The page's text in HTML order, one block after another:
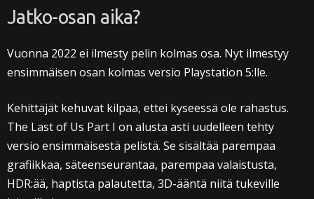
Jatko-osan aika?
Vuonna 2022 ei ilmesty pelin kolmas osa. Nyt ilmestyy
ensimmäisen osan kolmas versio Playstation 5:lle.
Kehittäjät kehuvat kilpaa, ettei kyseessä ole rahastus.
The Last of Us Part I on alusta asti uudelleen tehty
versio ensimmäisestä pelistä. Se sisältää parempaa
grafiikkaa, säteenseurantaa, parempaa valaistusta,
HDR:ää, haptista palautetta, 3D-ääntä niitä tukeville